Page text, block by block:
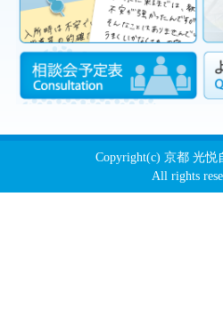
Copyright(c) 京都 光
All rights